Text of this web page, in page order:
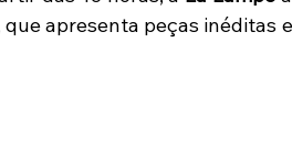
que apresenta peças inéditas